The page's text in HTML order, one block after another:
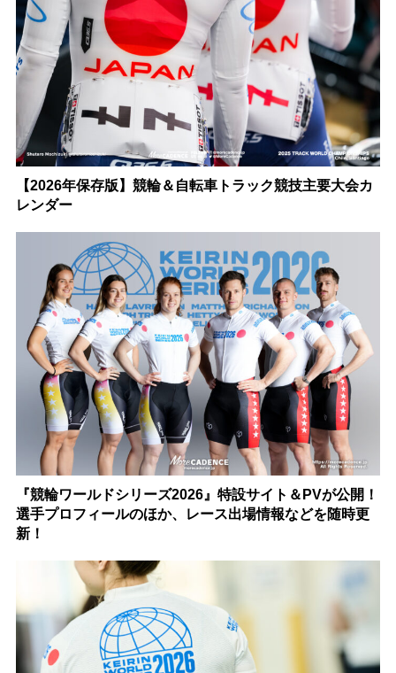
【2026年保存版】競輪＆自転車トラック競技主要大会カ
レンダー
『競輪ワールドシリーズ2026』特設サイト＆PVが公開！
選手プロフィールのほか、レース出場情報などを随時更
新！